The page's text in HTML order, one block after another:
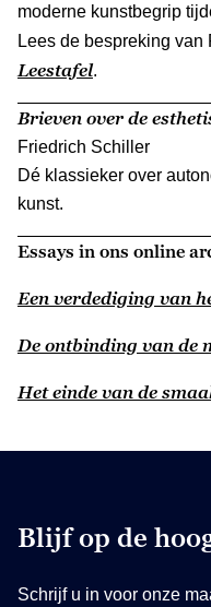
moderne kunstbegrip
Lees de bespreking van
Leestafel.
Brieven over de
Friedrich Schiller
Dé klassieker over
kunst.
Essays in ons online
Een verdediging van
De ontbinding van de
Het einde van de
Blijf op de
Schrijf u in voor onze